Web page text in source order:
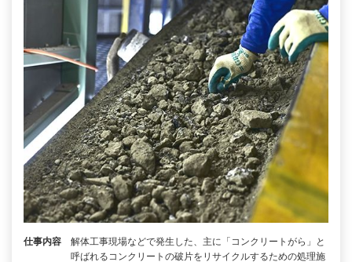
仕事内容
解体工事現場などで発生した、主に「コンクリートがら」と
呼ばれるコンクリートの破片をリサイクルするための処理施